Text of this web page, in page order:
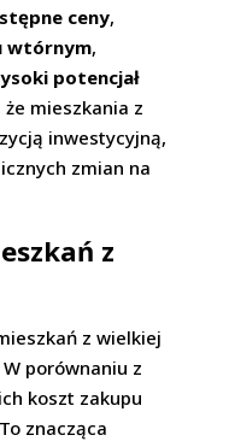
ceny,
wtórnym,
potencjał
mieszkania z
inwestycyjną,
zmian na
z
z wielkiej
W porównaniu z
koszt zakupu
znacząca